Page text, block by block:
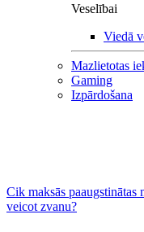
Veselībai
Viedā
Mazlietotas
Gaming
Izpārdošana
Cik maksās paaugstinātas
veicot zvanu?